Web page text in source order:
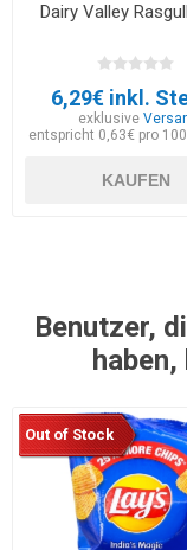
Dairy Valley
6,29€ inkl.
exklusive
entspricht 0,63€ pro
KAUFEN
Benutzer,
Out of Stock